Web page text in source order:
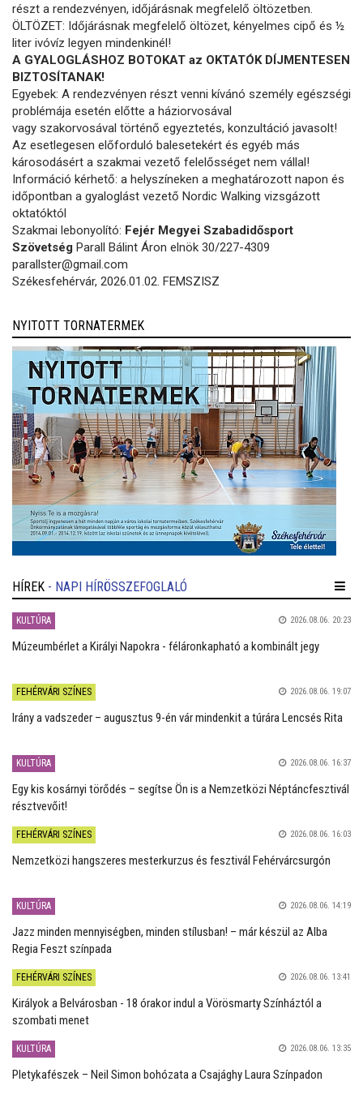
részt a rendezvényen, időjárásnak megfelelő öltözetben.
ÖLTÖZET: Időjárásnak megfelelő öltözet, kényelmes cipő és ½
liter ivóvíz legyen mindenkinél!
A GYALOGLÁSHOZ BOTOKAT az OKTATÓK DÍJMENTESEN
BIZTOSÍTANAK!
Egyebek: A rendezvényen részt venni kívánó személy egészségi
problémája esetén előtte a háziorvosával
vagy szakorvosával történő egyeztetés, konzultáció javasolt!
Az esetlegesen előforduló balesetekért és egyéb más
károsodásért a szakmai vezető felelősséget nem vállal!
Információ kérhető: a helyszíneken a meghatározott napon és
időpontban a gyaloglást vezető Nordic Walking vizsgázott
oktatóktól
Szakmai lebonyolító: Fejér Megyei Szabadidősport
Szövetség Parall Bálint Áron elnök 30/227-4309
parallster@gmail.com
Székesfehérvár, 2026.01.02. FEMSZISZ
NYITOTT TORNATERMEK
HÍREK - NAPI HÍRÖSSZEFOGLALÓ
KULTÚRA 2026.08.06. 20:23
Múzeumbérlet a Királyi Napokra - féláronkapható a kombinált jegy
FEHÉRVÁRI SZÍNES 2026.08.06. 19:07
Irány a vadszeder – augusztus 9-én vár mindenkit a túrára Lencsés Rita
KULTÚRA 2026.08.06. 16:37
Egy kis kosárnyi törődés – segítse Ön is a Nemzetközi Néptáncfesztivál
résztvevőit!
FEHÉRVÁRI SZÍNES 2026.08.06. 16:03
Nemzetközi hangszeres mesterkurzus és fesztivál Fehérvárcsurgón
KULTÚRA 2026.08.06. 14:19
Jazz minden mennyiségben, minden stílusban! – már készül az Alba
Regia Feszt színpada
FEHÉRVÁRI SZÍNES 2026.08.06. 13:41
Királyok a Belvárosban - 18 órakor indul a Vörösmarty Színháztól a
szombati menet
KULTÚRA 2026.08.06. 13:35
Pletykafészek – Neil Simon bohózata a Csajághy Laura Színpadon